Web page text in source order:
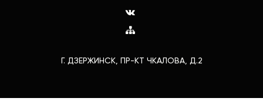
Г. ДЗЕРЖИНСК, ПР-КТ ЧКАЛОВА, Д.2